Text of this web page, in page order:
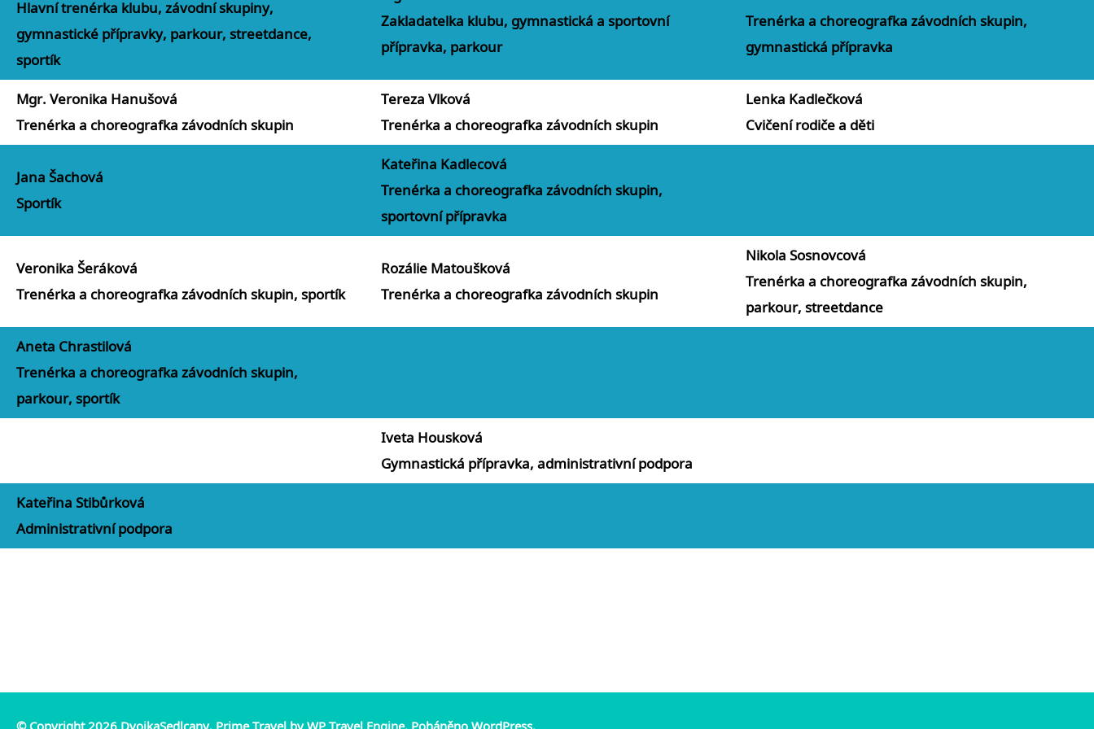
Hlavní trenérka klubu, závodní skupiny,
gymnastické přípravky, parkour, streetdance,
sportík
Zakladatelka klubu, gymnastická a sportovní
přípravka, parkour
Trenérka a choreografka závodních skupin,
gymnastická přípravka
Mgr. Veronika Hanušová
Trenérka a choreografka závodních skupin
Tereza Vlková
Trenérka a choreografka závodních skupin
Lenka Kadlečková
Cvičení rodiče a děti
Jana Šachová
Sportík
Kateřina Kadlecová
Trenérka a choreografka závodních skupin,
sportovní přípravka
Veronika Šeráková
Trenérka a choreografka závodních skupin, sportík
Rozálie Matoušková
Trenérka a choreografka závodních skupin
Nikola Sosnovcová
Trenérka a choreografka závodních skupin,
parkour, streetdance
Aneta Chrastilová
Trenérka a choreografka závodních skupin,
parkour, sportík
Iveta Housková
Gymnastická přípravka, administrativní podpora
Kateřina Stibůrková
Administrativní podpora
© Copyright 2026 DvojkaSedlcany. Prime Travel byWP Travel Engine. Poháněno WordPress.